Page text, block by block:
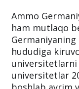
Ammo
ham mutlaqo
Germaniyaning
hududiga
universitetlarni
universitetlar